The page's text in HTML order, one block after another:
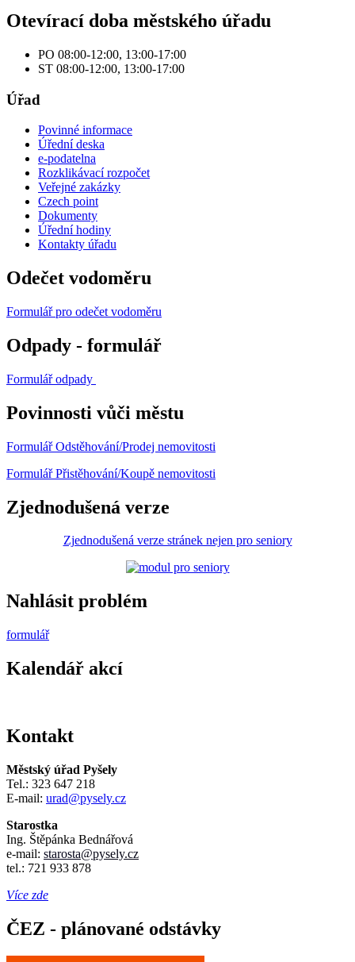
Otevírací doba městského úřadu
PO 08:00-12:00, 13:00-17:00
ST 08:00-12:00, 13:00-17:00
Úřad
Povinné informace
Úřední deska
e-podatelna
Rozklikávací rozpočet
Veřejné zakázky
Czech point
Dokumenty
Úřední hodiny
Kontakty úřadu
Odečet vodoměru
Formulář pro odečet vodoměru
Odpady - formulář
Formulář odpady
Povinnosti vůči městu
Formulář Odstěhování/Prodej nemovitosti
Formulář Přistěhování/Koupě nemovitosti
Zjednodušená verze
Zjednodušená verze stránek nejen pro seniory
Nahlásit problém
formulář
Kalendář akcí
Kontakt
Městský úřad Pyšely
Tel.: 323 647 218
E-mail: urad@pysely.cz
Starostka
Ing. Štěpánka Bednářová
e-mail: starosta@pysely.cz
tel.: 721 933 878
Více zde
ČEZ - plánované odstávky